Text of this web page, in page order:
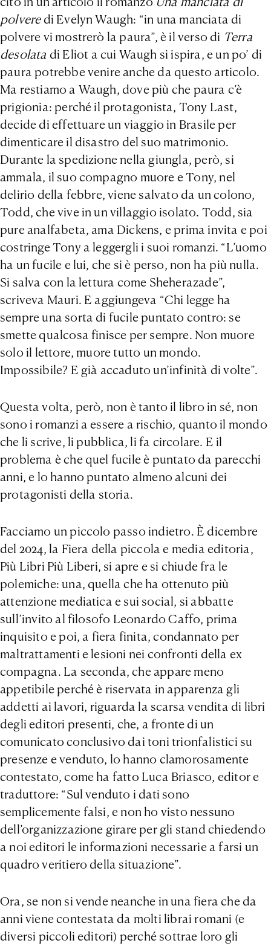
polveredi Evelyn Waugh: “in una manciata di
polvere vi mostrerò la paura”, è il verso di Terra
desolata di Eliot a cui Waugh si ispira, e un po’ di
paura potrebbe venire anche da questo articolo.
Ma restiamo a Waugh, dove più che paura c’è
prigionia: perché il protagonista, Tony Last,
decide di effettuare un viaggio in Brasile per
dimenticare il disastro del suo matrimonio.
Durante la spedizione nella giungla, però, si
ammala, il suo compagno muore e Tony, nel
delirio della febbre, viene salvato da un colono,
Todd, che vive in un villaggio isolato. Todd, sia
pure analfabeta, ama Dickens, e prima invita e poi
costringe Tony a leggergli i suoi romanzi. “L’uomo
ha un fucile e lui, che si è perso, non ha più nulla.
Si salva con la lettura come Sheherazade”,
scriveva Mauri. E aggiungeva “Chi legge ha
sempre una sorta di fucile puntato contro: se
smette qualcosa finisce per sempre. Non muore
solo il lettore, muore tutto un mondo.
Impossibile? E già accaduto un’infinità di volte”.
Questa volta, però, non è tanto il libro in sé, non
sono i romanzi a essere a rischio, quanto il mondo
che li scrive, li pubblica, li fa circolare. E il
problema è che quel fucile è puntato da parecchi
anni, e lo hanno puntato almeno alcuni dei
protagonisti della storia.
Facciamo un piccolo passo indietro. È dicembre
del 2024, la Fiera della piccola e media editoria,
Più Libri Più Liberi, si apre e si chiude fra le
polemiche: una, quella che ha ottenuto più
attenzione mediatica e sui social, si abbatte
sull’invito al filosofo Leonardo Caffo, prima
inquisito e poi, a fiera finita, condannato per
maltrattamenti e lesioni nei confronti della ex
compagna. La seconda, che appare meno
appetibile perché è riservata in apparenza gli
addetti ai lavori, riguarda la scarsa vendita di libri
degli editori presenti, che, a fronte di un
comunicato conclusivo dai toni trionfalistici su
presenze e venduto, lo hanno clamorosamente
contestato, come ha fatto Luca Briasco, editor e
traduttore: “Sul venduto i dati sono
semplicemente falsi, e non ho visto nessuno
dell’organizzazione girare per gli stand chiedendo
a noi editori le informazioni necessarie a farsi un
quadro veritiero della situazione”.
Ora, se non si vende neanche in una fiera che da
anni viene contestata da molti librai romani (e
diversi piccoli editori) perché sottrae loro gli